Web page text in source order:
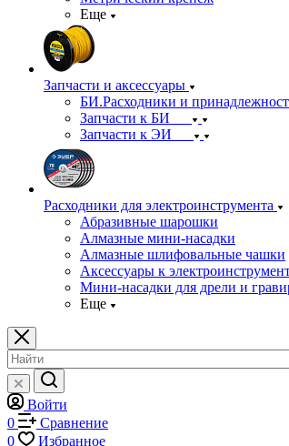
Еще
Запчасти и аксессуары
БИ.Расходники и
Запчасти к БИ
Запчасти к ЭИ
Расходники для электроинструмента
Абразивные шарошки
Алмазные мини-насадки
Алмазные шлифовальные чашки
Аксессуары к
Мини-насадки для дрели и
Еще
Войти
0
Сравнение
0
Избранное